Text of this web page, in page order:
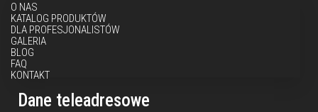
O NAS
KATALOG PRODUKTÓW
DLA PROFESJONALISTÓW
GALERIA
BLOG
FAQ
KONTAKT
Dane teleadresowe